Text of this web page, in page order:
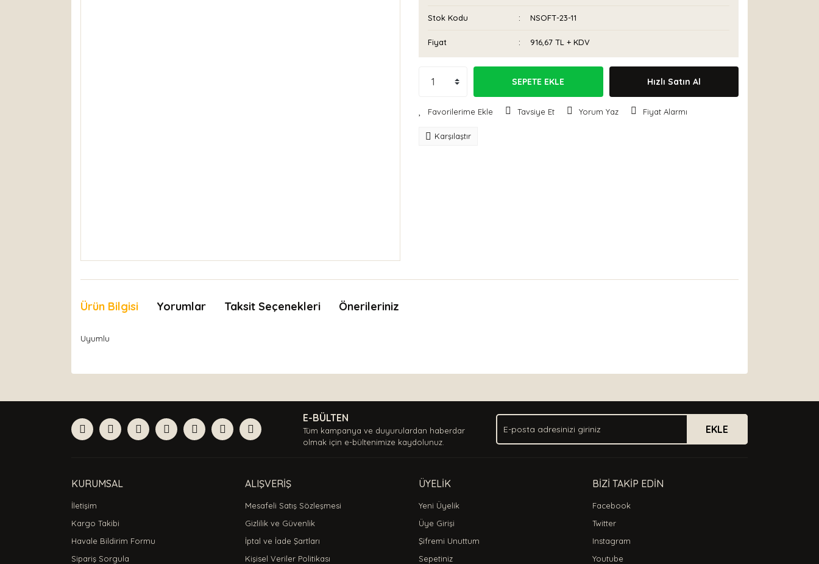
Stok Kodu NSOFT-23-11
Fiyat 916,67 TL + KDV
SEPETE EKLE Hızlı Satın Al
Tavsiye Et Yorum Yaz Fiyat Alarmı
Karşılaştır
Ürün Bilgisi Yorumlar Taksit Seçenekleri Önerileriniz
Uyumlu
Ürün açıklamasında eksik bilgiler bulunuyor.
Bu ürüne benzer farklı alternatifler olmalı.
Gönder
E-BÜLTEN
Tüm kampanya ve duyurulardan haberdar
olmak için e-bültenimize kaydolunuz.
EKLE
KURUMSAL
İletişim
Kargo Takibi
Havale Bildirim Formu
Sipariş Sorgula
ALIŞVERİŞ
Mesafeli Satış Sözleşmesi
Gizlilik ve Güvenlik
İptal ve İade Şartları
Kişisel Veriler Politikası
ÜYELİK
Yeni Üyelik
Üye Girişi
Şifremi Unuttum
Sepetiniz
BİZİ TAKİP EDİN
Facebook
Twitter
Instagram
Youtube